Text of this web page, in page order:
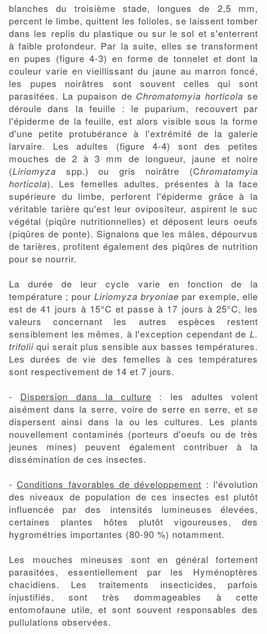
blanches du troisième stade, longues de 2,5 mm,
percent le limbe, quittent les folioles, se laissent tomber
dans les replis du plastique ou sur le sol et s'enterrent
à faible profondeur. Par la suite, elles se transforment
en pupes (figure 4-3) en forme de tonnelet et dont la
couleur varie en vieillissant du jaune au marron foncé,
les pupes noirâtres sont souvent celles qui sont
parasitées. La pupaison de Chromatomyia horticola se
déroule dans la feuille : le puparium, recouvert par
l'épiderme de la feuille, est alors visible sous la forme
d'une petite protubérance à l'extrémité de la galerie
larvaire. Les adultes (figure 4-4) sont des petites
mouches de 2 à 3 mm de longueur, jaune et noire
(Liriomyza spp.) ou gris noirâtre (Chromatomyia
horticola). Les femelles adultes, présentes à la face
supérieure du limbe, perforent l'épiderme grâce à la
véritable tarière qu'est leur ovipositeur, aspirent le suc
végétal (piqûre nutritionnelles) et déposent leurs oeufs
(piqûres de ponte). Signalons que les mâles, dépourvus
de tarières, profitent également des piqûres de nutrition
pour se nourrir.
La durée de leur cycle varie en fonction de la
température ; pour Liriomyza bryoniae par exemple, elle
est de 41 jours à 15°C et passe à 17 jours à 25°C, les
valeurs concernant les autres espèces restent
sensiblement les mêmes, à l'exception cependant de L.
trifolii qui serait plus sensible aux basses températures.
Les durées de vie des femelles à ces températures
sont respectivement de 14 et 7 jours.
- Dispersion dans la culture : les adultes volent
aisément dans la serre, voire de serre en serre, et se
dispersent ainsi dans la ou les cultures. Les plants
nouvellement contaminés (porteurs d'oeufs ou de très
jeunes mines) peuvent également contribuer à la
dissémination de ces insectes.
-Conditions favorables de développement : l'évolution
des niveaux de population de ces insectes est plutôt
influencée par des intensités lumineuses élevées,
certaines plantes hôtes plutôt vigoureuses, des
hygrométries importantes (80-90 %) notamment.
Les mouches mineuses sont en général fortement
parasitées, essentiellement par les Hyménoptères
chacidiens. Les traitements insecticides, parfois
injustifiés, sont très dommageables à cette
entomofaune utile, et sont souvent responsables des
pullulations observées.